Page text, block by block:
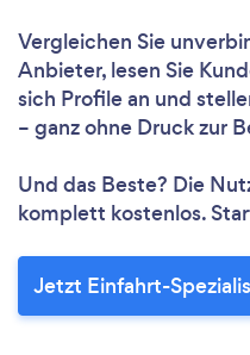
Vergleichen Sie
Anbieter, lesen Sie
sich Profile an und
– ganz ohne Druck zur
Und das Beste? Die
komplett kostenlos.
Jetzt Einfahrt-